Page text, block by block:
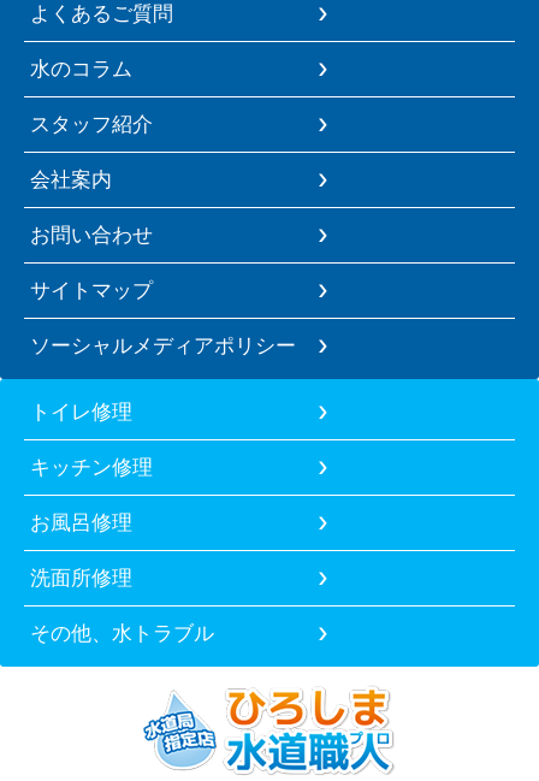
よくあるご質問
水のコラム
スタッフ紹介
会社案内
お問い合わせ
サイトマップ
ソーシャルメディアポリシー
トイレ修理
キッチン修理
お風呂修理
洗面所修理
その他、水トラブル